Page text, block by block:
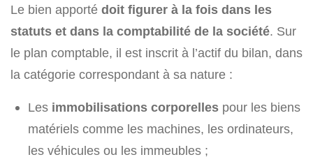
Le bien apporté doit figurer à la fois dans les
statuts et dans la comptabilité de la société. Sur
le plan comptable, il est inscrit à l’actif du bilan, dans
la catégorie correspondant à sa nature :
Les immobilisations corporelles pour les biens
matériels comme les machines, les ordinateurs,
les véhicules ou les immeubles ;